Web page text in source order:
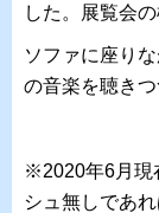
した。展覧会
ソファに座り
の音楽を聴き
※2020年6月現
シュ無しであ